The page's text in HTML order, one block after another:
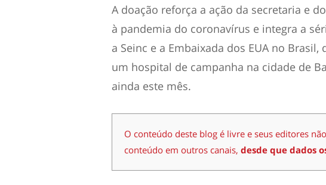
A doação reforça a ação da secretaria e
à pandemia do coronavírus e integra a
a Seinc e a Embaixada dos EUA no
um hospital de campanha na cidade de
ainda este mês.
O conteúdo deste blog é livre e seus editores
conteúdo em outros canais, desde que dados